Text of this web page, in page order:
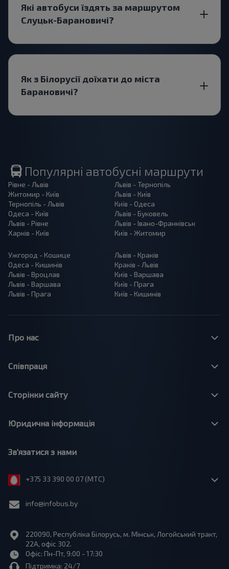
Які автобуси їздять за маршрутом
Слуцьк-Барановичі?
Як з Білорусії доїхати до міста
Барановичі?
Популярні автобусні маршрути
Рівне - Львів
Житомир - Київ
Тернопіль - Львів
Одеса - Київ
Львів - Рівне
Харків - Київ
Львів - Тернопіль
Львів - Київ
Київ - Одеса
Львів - Буковель
Львів - Івано-Франківськ
Київ - Житомир
Ужгород - Кошице
Одеса - Кишинів
Львів - Вроцлав
Львів - Варшава
Львів - Прага
Львів - Краків
Краків - Львів
Київ - Варшава
Київ - Прага
Київ - Кишинів
Про нас
Співпраця
Сторінки сайту
Юридична інформація
Зв'язатися з нами
+375 33 390 00 07 (МТС)
info@infobus.by
220090, Республіка Білорусь, м. Мінськ, Логойський тракт,
22А, офіс 302.
Офіс: Пн-Пт, 9:00 - 17:30
Підтримка: 24/7